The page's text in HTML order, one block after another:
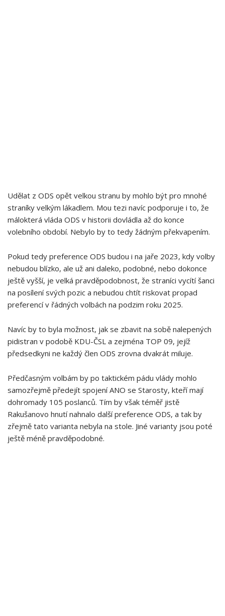
Udělat z ODS opět velkou stranu by mohlo být pro mnohé
straníky velkým lákadlem. Mou tezi navíc podporuje i to, že
málokterá vláda ODS v historii dovládla až do konce
volebního období. Nebylo by to tedy žádným překvapením.
Pokud tedy preference ODS budou i na jaře 2023, kdy volby
nebudou blízko, ale už ani daleko, podobné, nebo dokonce
ještě vyšší, je velká pravděpodobnost, že straníci vycítí šanci
na posílení svých pozic a nebudou chtít riskovat propad
preferencí v řádných volbách na podzim roku 2025.
Navíc by to byla možnost, jak se zbavit na sobě nalepených
pidistran v podobě KDU-ČSL a zejména TOP 09, jejíž
předsedkyni ne každý člen ODS zrovna dvakrát miluje.
Předčasným volbám by po taktickém pádu vlády mohlo
samozřejmě předejít spojení ANO se Starosty, kteří mají
dohromady 105 poslanců. Tím by však téměř jistě
Rakušanovo hnutí nahnalo další preference ODS, a tak by
zřejmě tato varianta nebyla na stole. Jiné varianty jsou poté
ještě méně pravděpodobné.